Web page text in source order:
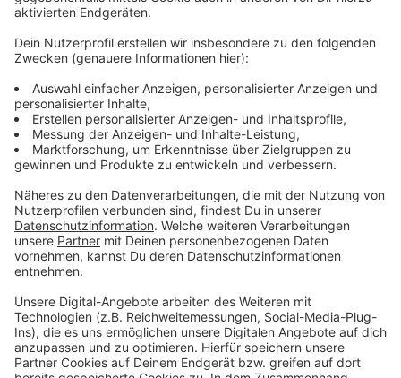
Anzeige
Wir benötigen Ihre
Zustimmung, um den YouTube
Video-Service zu laden!
Drittanbieters, um Videoinhalte
einzubetten. Dieser Service kann
Daten zu Ihren Aktivitäten
Nutzung des Service zu, um dieses
Video anzusehen.
Mehr Informationen